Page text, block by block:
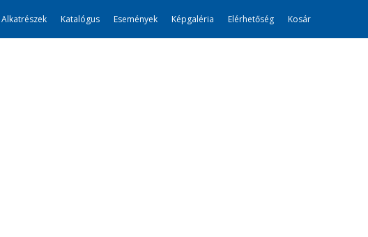
Alkatrészek Katalógus Események Képgaléria Elérhetőség Kosár